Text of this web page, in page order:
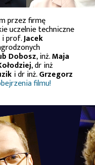
przez firmę
uczelnie techniczne
i prof.Jacek
Dobosz, inż.Maja
, dr inż
i dr inż.Grzegorz
filmu!